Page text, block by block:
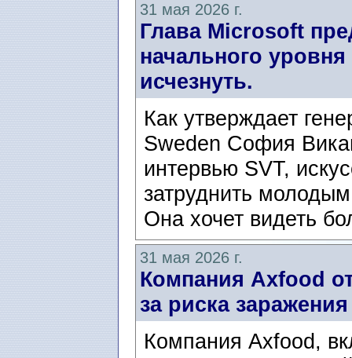
31 мая 2026 г.
Глава Microsoft
начального
исчезнуть.
Как утверждает
Sweden София
интервью SVT,
затруднить
Она хочет видеть
31 мая 2026 г.
Компания Axfood
за риска
Компания Axfood,